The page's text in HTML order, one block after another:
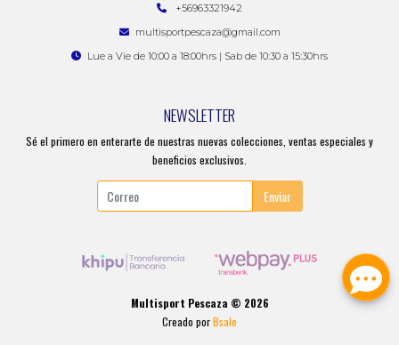
+56963321942
multisportpescaza@gmail.com
Lue a Vie de 10:00 a 18:00hrs | Sab de 10:30 a 15:30hrs
NEWSLETTER
Sé el primero en enterarte de nuestras nuevas colecciones, ventas especiales y
beneficios exclusivos.
Enviar
Multisport Pescaza © 2026
Creado porBsale